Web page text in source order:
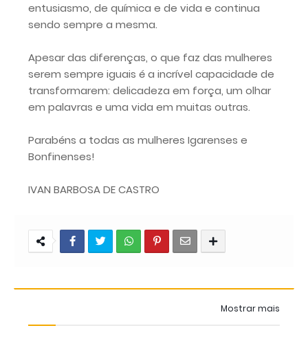
entusiasmo, de química e de vida e continua
sendo sempre a mesma.
Apesar das diferenças, o que faz das mulheres
serem sempre iguais é a incrível capacidade de
transformarem: delicadeza em força, um olhar
em palavras e uma vida em muitas outras.
Parabéns a todas as mulheres Igarenses e
Bonfinenses!
IVAN BARBOSA DE CASTRO
Mostrar mais